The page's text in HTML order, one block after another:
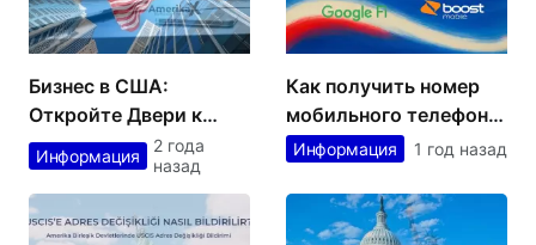
Бизнес в США:
Откройте Двери к
Успеху
Информация
2 года
назад
Как получить номер
мобильного телефона
в США?
Информация 1 год назад